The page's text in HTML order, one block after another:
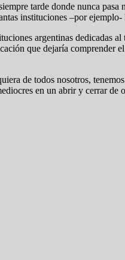
tarde donde nunca
instituciones –por ejemplo-
argentinas dedicadas
que dejaría comprender
de todos nosotros,
en un abrir y cerrar de